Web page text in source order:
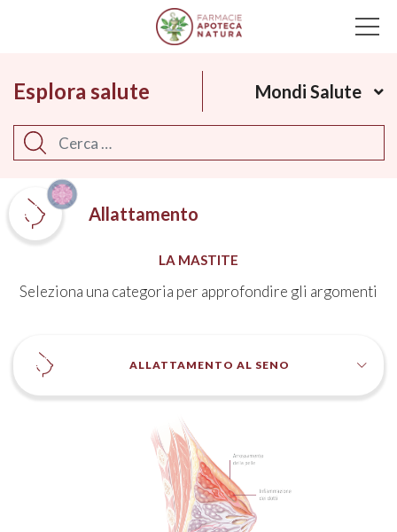
Main Navigation
Esplora salute Mondi Salute
Cerca
Allattamento
LA MASTITE
Seleziona una categoria per approfondire gli argomenti
ALLATTAMENTO AL SENO